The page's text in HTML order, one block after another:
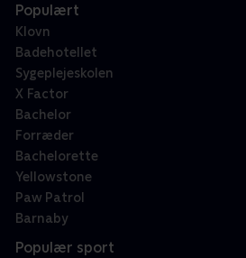
Populært
Klovn
Badehotellet
Sygeplejeskolen
X Factor
Bachelor
Forræder
Bachelorette
Yellowstone
Paw Patrol
Barnaby
Populær sport